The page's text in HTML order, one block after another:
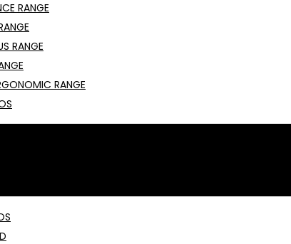
RANGE
RANGE
RANGE